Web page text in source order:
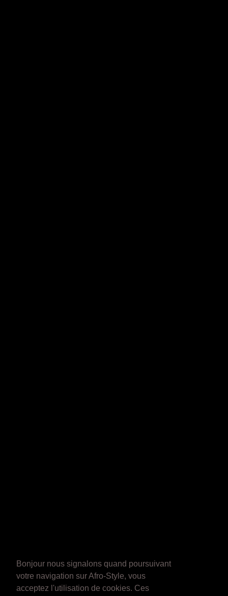
Bonjour nous signalons quand poursuivant
votre navigation sur Afro-Style, vous
acceptez l'utilisation de cookies. Ces